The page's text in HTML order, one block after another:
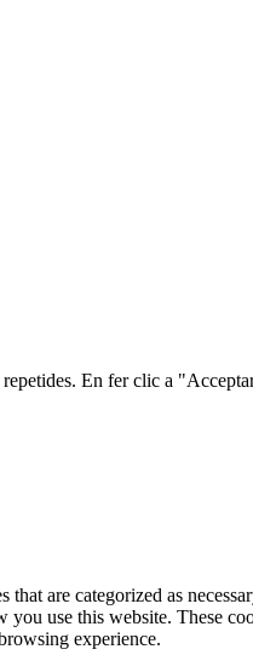
En fer clic a
are categorized as
you use this website. These
experience.